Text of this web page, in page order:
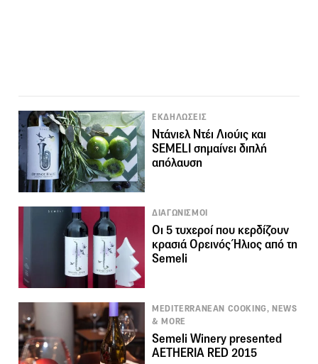
ΕΚΔΗΛΩΣΕΙΣ
Ντάνιελ Ντέι Λιούις και
SEMELI σημαίνει διπλή
απόλαυση
ΔΙΑΓΩΝΙΣΜΟΙ
Οι 5 τυχεροί που κερδίζουν
κρασιά Ορεινός Ήλιος από τη
Semeli
MEDITERRANEAN COOKING, NEWS
& MORE
Semeli Winery presented
AETHERIA RED 2015